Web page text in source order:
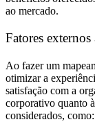
ao mercado.
Fatores
Ao fazer um
otimizar a
satisfação com a
corporativo quanto
considerados, como: